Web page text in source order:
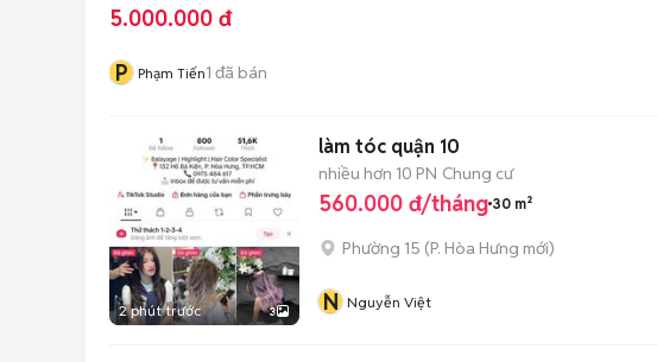
5.000.000 đ
P Phạm Tiến1 đã bán
2 phút trước 3
làm tóc quận 10
nhiều hơn 10 PN Chung cư
560.000 đ/tháng 30 m²
Phường 15 (P. Hòa Hưng mới)
N Nguyễn Việt